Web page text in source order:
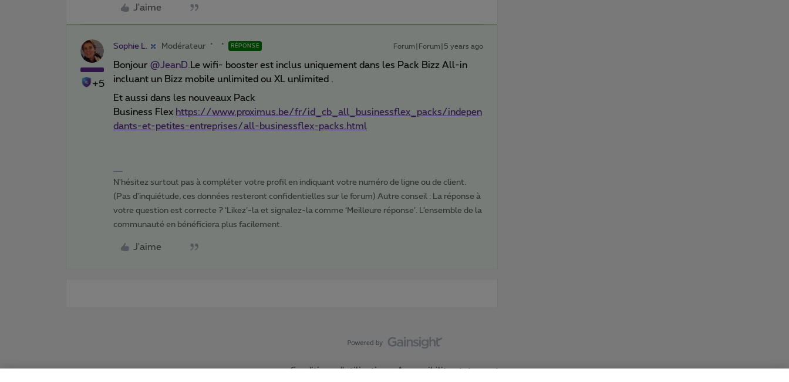
J'aime
+5
Sophie L. Modérateur RÉPONSE Forum|Forum|5 years ago
Bonjour @JeanD. Le wifi- booster est inclus uniquement dans les Pack Bizz All-in
incluant un Bizz mobile unlimited ou XL unlimited .
Et aussi dans les nouveaux Pack
Business Flex https://www.proximus.be/fr/id_cb_all_businessflex_packs/indepen
dants-et-petites-entreprises/all-businessflex-packs.html
N'hésitez surtout pas à compléter votre profil en indiquant votre numéro de ligne ou de client.
(Pas d'inquiétude, ces données resteront confidentielles sur le forum) Autre conseil : La réponse à
votre question est correcte ? ‘Likez’-la et signalez-la comme ‘Meilleure réponse’. L’ensemble de la
communauté en bénéficiera plus facilement.
J'aime
Conditions d'utilisation Accessibility statement